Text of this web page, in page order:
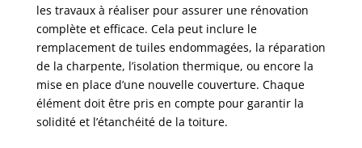
les travaux à réaliser pour assurer une rénovation
complète et efficace. Cela peut inclure le
remplacement de tuiles endommagées, la réparation
de la charpente, l’isolation thermique, ou encore la
mise en place d’une nouvelle couverture. Chaque
élément doit être pris en compte pour garantir la
solidité et l’étanchéité de la toiture.